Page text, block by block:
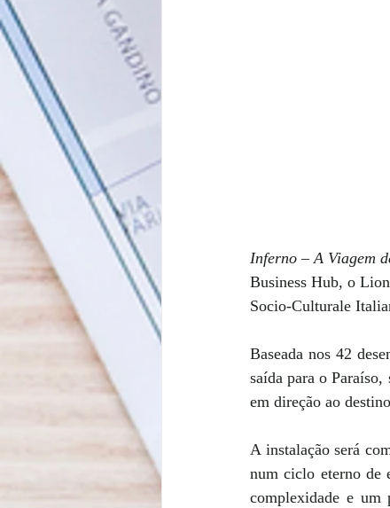
Inferno – A Viagem
Business Hub, o
Socio-Culturale
Baseada nos 42
saída para o Paraíso,
em direção ao
A instalação será
num ciclo eterno de
complexidade e um